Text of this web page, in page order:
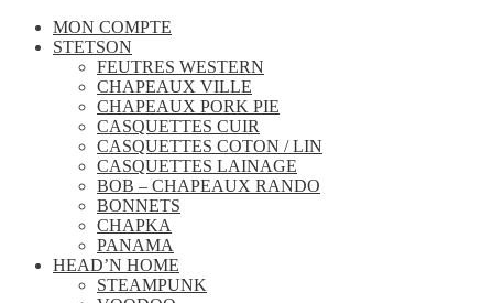
MON COMPTE
STETSON
FEUTRES WESTERN
CHAPEAUX VILLE
CHAPEAUX PORK PIE
CASQUETTES CUIR
CASQUETTES COTON / LIN
CASQUETTES LAINAGE
BOB – CHAPEAUX RANDO
BONNETS
CHAPKA
PANAMA
HEAD’N HOME
STEAMPUNK